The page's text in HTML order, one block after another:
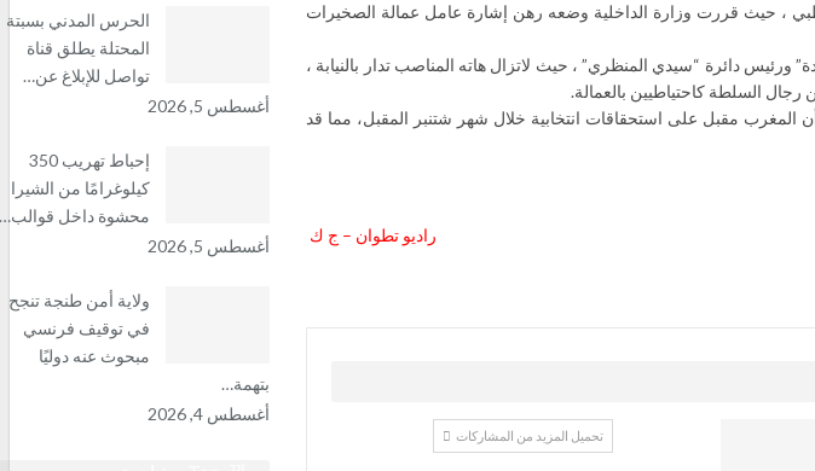
طبي ، حيث قررت وزارة الداخلية وضعه رهن إشارة عامل عمالة الصخيرات
دائرة “سيدي المنظري” ، حيث لاتزال هاته المناصب تدار بالنيابة ،
السلطة كاحتياطيين بالعمالة.
المغرب مقبل على استحقاقات انتخابية خلال شهر شتنبر المقبل، مما قد
راديو تطوان – ج ك
تحميل المزيد من المشاركات
الحرس المدني بسبتة
المحتلة يطلق قناة
تواصل للإبلاغ عن…
أغسطس 5, 2026
إحباط تهريب 350
كيلوغرامًا من الشيرا
محشوة داخل قوالب…
أغسطس 5, 2026
ولاية أمن طنجة تنجح
في توقيف فرنسي
مبحوث عنه دوليًا
بتهمة…
أغسطس 4, 2026